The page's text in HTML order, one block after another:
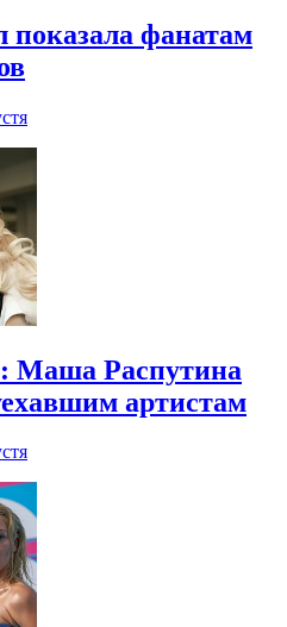
показала фанатам
Маша Распутина
артистам